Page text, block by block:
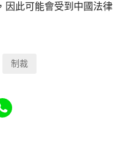
因此可能會受到中國法律
制裁
Facebook
Share to WhatsApp